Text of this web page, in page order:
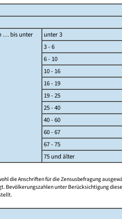
… bis unter
unter 3
3 - 6
6 - 10
10 - 16
16 - 19
19 - 25
25 - 40
40 - 60
60 - 67
67 - 75
75 und älter
die Anschriften für die Zensusbefragung
Bevölkerungszahlen unter Berücksichtigung